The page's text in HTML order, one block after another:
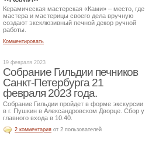
Керамическая мастерская «Ками» – место, где
мастера и мастерицы своего дела вручную
создают эксклюзивный печной декор ручной
работы.
Комментировать
19 февраля 2023
Собрание Гильдии печников
Санкт-Петербурга 21
февраля 2023 года.
Собрание Гильдии пройдет в форме экскурсии
в г. Пушкин в Александровском Дворце. Сбор у
главного входа в 10.40.
2 комментария от 2 пользователей